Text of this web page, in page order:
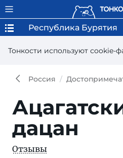
Тонкости используют сookie-
Республика Бурятия
Россия
дацан
Отзывы